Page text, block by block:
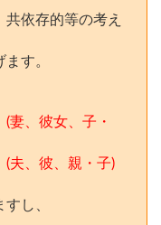
依存的等の考え
す。
妻、彼女、子・
(夫、彼、親・子)
し、